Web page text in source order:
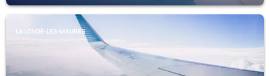
LA LONDE-LES-MAURES